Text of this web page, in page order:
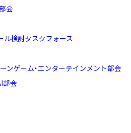
会
ル検討タスクフォース
ンゲーム・エンターテインメント部会
部会